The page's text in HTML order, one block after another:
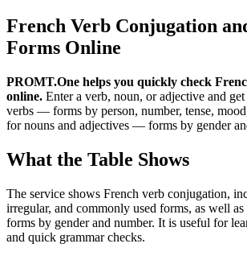
French Verb Conjugation
Forms Online
PROMT.One helps you quickly check
online. Enter a verb, noun, or adjective and
verbs — forms by person, number, tense,
for nouns and adjectives — forms by gender
What the Table Shows
The service shows French verb conjugation,
irregular, and commonly used forms, as well
forms by gender and number. It is useful for
and quick grammar checks.